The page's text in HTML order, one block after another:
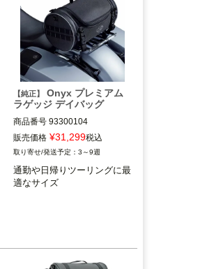
【純正】
Onyx プレミアム
ラゲッジ デイバッグ
商品番号93300104
販売価格 ¥31,299税込
3～9週
通勤や日帰りツーリングに最
適なサイズ